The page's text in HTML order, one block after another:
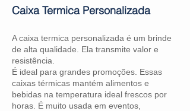
Caixa Termica Personalizada
A caixa termica personalizada é um brinde
de alta qualidade. Ela transmite valor e
resistência.
É ideal para grandes promoções. Essas
caixas térmicas mantém alimentos e
bebidas na temperatura ideal frescos por
horas. É muito usada em eventos,